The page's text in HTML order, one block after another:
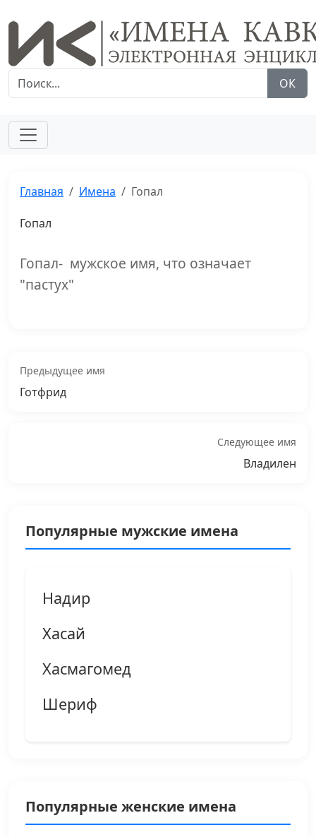
ОК
Главная Имена Гопал
Гопал
Гопал- мужское имя, что означает
"пастух"
Предыдущее имя
Готфрид
Следующее имя
Владилен
Популярные мужские имена
Надир
Хасай
Хасмагомед
Шериф
Популярные женские имена